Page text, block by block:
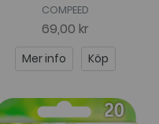
COMPEED
69,00 kr
Mer info Köp